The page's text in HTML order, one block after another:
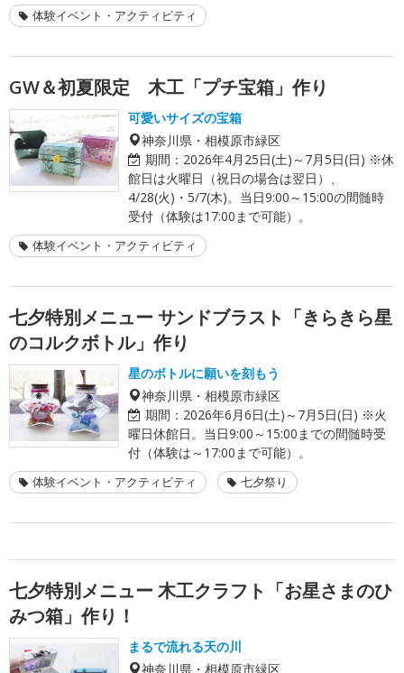
体験イベント・アクティビティ
GW＆初夏限定 木工「プチ宝箱」作り
可愛いサイズの宝箱
神奈川県・相模原市緑区
期間： 2026年4月25日(土)～7月5日(日) ※休
館日は火曜日（祝日の場合は翌日）、
4/28(火)・5/7(木)。当日9:00～15:00の間髄時
受付（体験は17:00まで可能）。
体験イベント・アクティビティ
七夕特別メニュー サンドブラスト「きらきら星
のコルクボトル」作り
星のボトルに願いを刻もう
神奈川県・相模原市緑区
期間： 2026年6月6日(土)～7月5日(日) ※火
曜日休館日。当日9:00～15:00までの間髄時受
付（体験は～17:00まで可能）。
体験イベント・アクティビティ 七夕祭り
七夕特別メニュー 木工クラフト「お星さまのひ
みつ箱」作り！
まるで流れる天の川
神奈川県・相模原市緑区